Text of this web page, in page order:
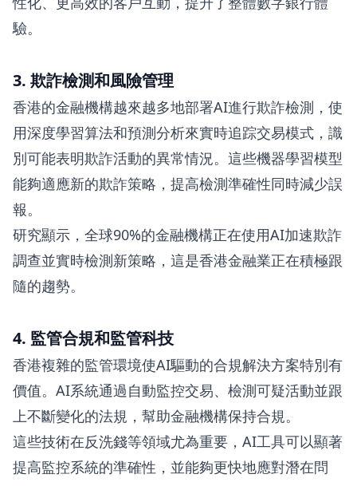
驗。
3. 欺詐檢測和風險管理
香港的金融機構越來越多地部署AI進行欺詐檢測，使
用深度學習算法和預測分析來實時追踪交易模式，識
別可能表明欺詐活動的異常情況。這些機器學習模型
能夠適應新的欺詐策略，提高檢測準確性同時減少誤
報。
研究顯示，全球90%的金融機構正在使用AI加速欺詐
調查並實時檢測新策略，這是香港金融業正在積極跟
隨的趨勢。
4. 監管合規和監管科技
香港複雜的監管環境使AI驅動的合規解決方案特別有
價值。AI系統通過自動監控交易、檢測可疑活動並跟
上不斷變化的法規，幫助金融機構保持合規。
這些技術在反洗錢等領域尤為重要，AI工具可以顯著
提高監控系統的準確性，並能夠更快地應對潛在問